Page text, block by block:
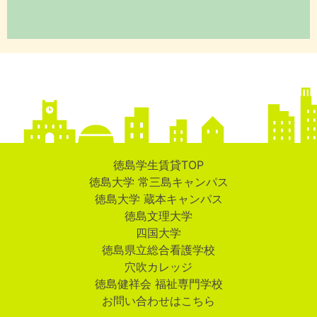
徳島学生賃貸TOP
徳島大学 常三島キャンパス
徳島大学 蔵本キャンパス
徳島文理大学
四国大学
徳島県立総合看護学校
穴吹カレッジ
徳島健祥会 福祉専門学校
お問い合わせはこちら